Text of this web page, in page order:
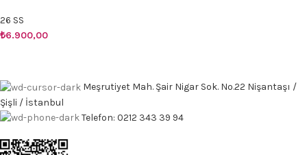
26 SS
₺6.900,00
Meşrutiyet Mah. Şair Nigar Sok. No.22 Nişantaşı /
Şişli / İstanbul
Telefon: 0212 343 39 94